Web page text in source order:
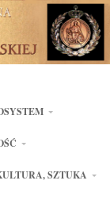
SZTUKA